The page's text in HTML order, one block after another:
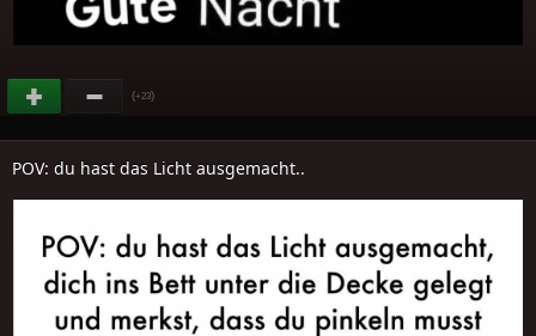
(+23)
POV: du hast das Licht ausgemacht..